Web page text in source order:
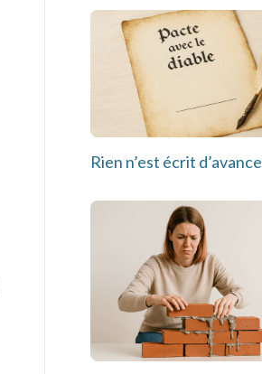
Rien n’est écrit d’avance